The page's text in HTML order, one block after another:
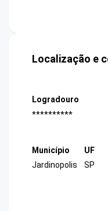
Localização e
Logradouro
**********
Município
Jardinopolis
UF
SP